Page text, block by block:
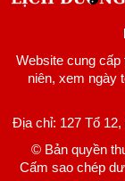
Website cung
niên, xem ngày
Địa chỉ: 127 Tổ
© Bản quyền
Cấm sao chép